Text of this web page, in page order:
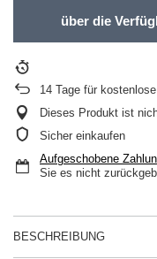
über die
14 Tage für
Dieses Produkt ist
Sicher einkaufen
Aufgeschobene
Sie es nicht
BESCHREIBUNG